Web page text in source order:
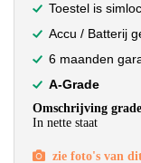
Toestel is
Accu / Batterij
6 maanden
A-Grade
Omschrijving
In nette staat
zie foto's van